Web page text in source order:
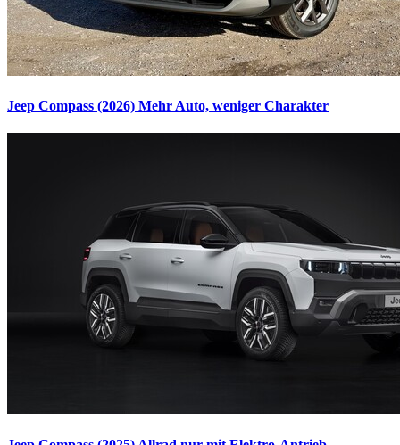
Jeep Compass (2026) Mehr Auto, weniger Charakter